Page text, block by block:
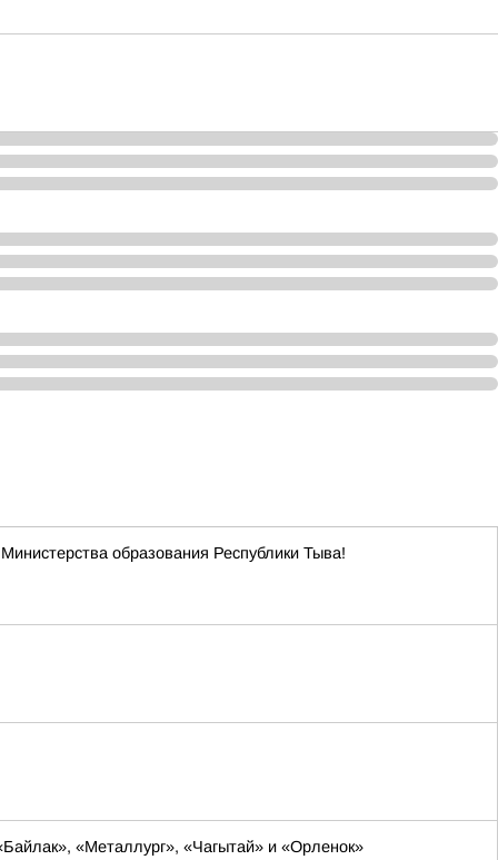
образования Республики Тыва!
«Металлург», «Чагытай» и «Орленок»